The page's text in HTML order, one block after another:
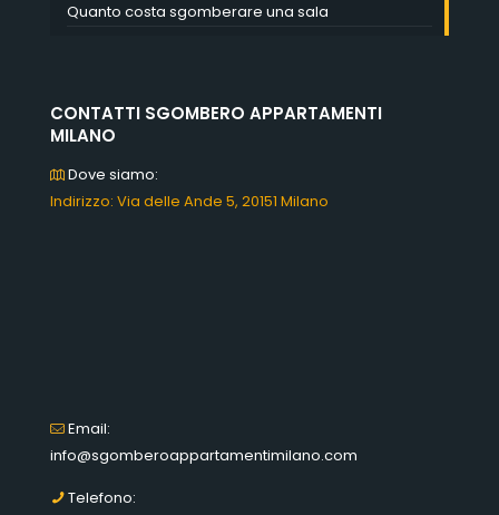
Quanto costa sgomberare una sala
CONTATTI SGOMBERO APPARTAMENTI
MILANO
Dove siamo:
Indirizzo: Via delle Ande 5, 20151 Milano
Email:
info@sgomberoappartamentimilano.com
Telefono: